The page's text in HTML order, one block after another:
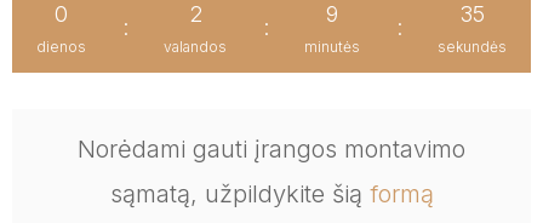
0
dienos
:
2
valandos
:
9
minutės
:
35
sekundės
Norėdami gauti įrangos montavimo
sąmatą, užpildykite šią formą